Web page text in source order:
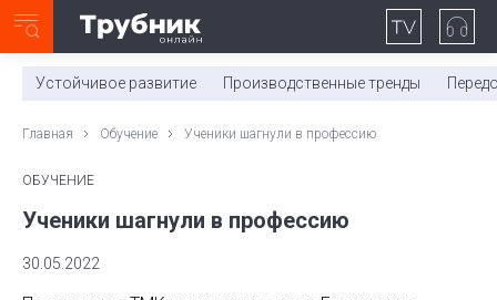
0:00/ 11:03
Устойчивое развитие Производственные тренды
Главная Обучение Ученики шагнули в профессию
ОБУЧЕНИЕ
Ученики шагнули в профессию
30.05.2022